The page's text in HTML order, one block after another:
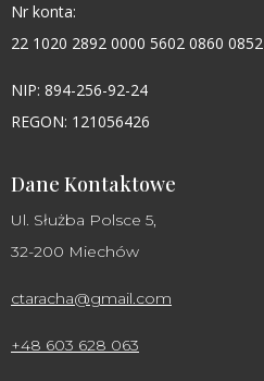
Nr konta:
22 1020 2892 0000 5602 0860 0852
NIP: 894-256-92-24
REGON: 121056426
Dane Kontaktowe
Ul. Służba Polsce 5,
32-200 Miechów
ctaracha@gmail.com
+48 603 628 063